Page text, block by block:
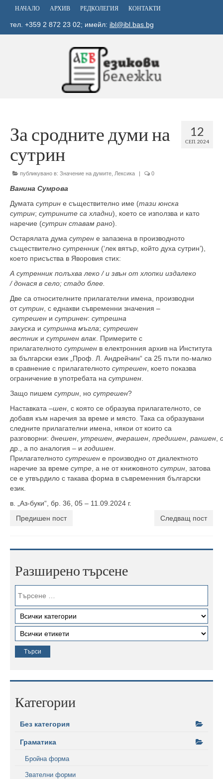
НАЧАЛО АРХИВ РЕДКОЛЕГИЯ КОНТАКТИ
тел. +359 2 872 23 02; имейл: ibl@ibl.bas.bg
12
СЕП. 2024
За сродните думи на
сутрин
публикувано в: Значение на думите Лексика | 0
Ванина Сумрова
Думата сутрин е съществително име (тази юнска
сутрин; сутрините са хладни), което се използва и като
наречие (сутрин ставам рано).
Остарялата дума сутрен е запазена в производното
съществително сутренник (‘лек вятър, който духа сутрин’),
което присъства в Яворовия стих:
А сутренник полъхва леко / и звън от хлопки издалеко
/донася в село; стадо блее
Две са относителните прилагателни имена, производни
отсутрин , с еднакви съвременни значения –
сутрешен и сутринен: сутрешна
закуска и сутринна мъгла; сутрешен
вестник и сутринен влак . Примерите с
прилагателното сутринен в електронния архив на Института
за български език „Проф. Л. Андрейчин“ са 25 пъти по-малко
в сравнение с прилагателното сутрешен , което показва
ограничение в употребата на сутринен
Защо пишем сутрин , но сутрешен?
Наставката –шен , с която се образува прилагателното, се
добавя към наречия за време и място. Така са образувани
следните прилагателни имена, някои от които са
разговорни: днешен утрешен вчерашен предишен раншен
др., а по аналогия – и годишен
Прилагателното сутрешен е производно от диалектното
наречие за време сутре , а не от книжовното сутрин , затова
се е утвърдило с такава форма в съвременния български
език.
в. „Аз-буки“, бр. 36, 05 – 11.09.2024 г.
Предишен пост
Следващ пост
Разширено търсене
Категории
Без категория
Граматика
Бройна форма
Звателни форми